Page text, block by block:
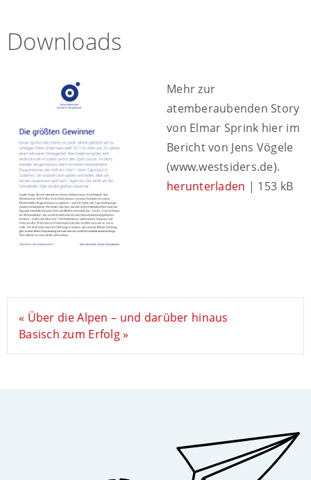
Downloads
Mehr zur
atemberaubenden Story
von Elmar Sprink hier im
Bericht von Jens Vögele
(www.westsiders.de).
herunterladen | 153 kB
« Über die Alpen – und darüber hinaus
Basisch zum Erfolg »